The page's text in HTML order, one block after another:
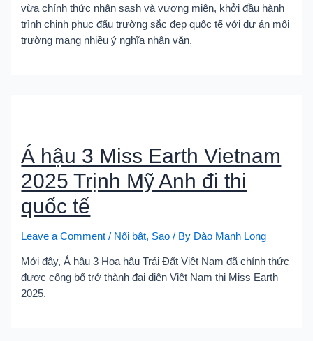
vừa chính thức nhận sash và vương miện, khởi đầu hành
trình chinh phục đấu trường sắc đẹp quốc tế với dự án môi
trường mang nhiều ý nghĩa nhân văn.
Á hậu 3 Miss Earth Vietnam
2025 Trịnh Mỹ Anh đi thi
quốc tế
Leave a Comment / Nổi bật, Sao / ByĐào Mạnh Long
Mới đây, Á hậu 3 Hoa hậu Trái Đất Việt Nam đã chính thức
được công bố trở thành đại diện Việt Nam thi Miss Earth
2025.